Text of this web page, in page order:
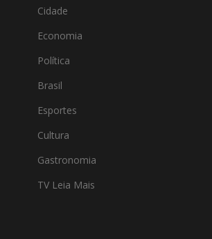
Cidade
Economia
Política
Brasil
Esportes
Cultura
Gastronomia
TV Leia Mais